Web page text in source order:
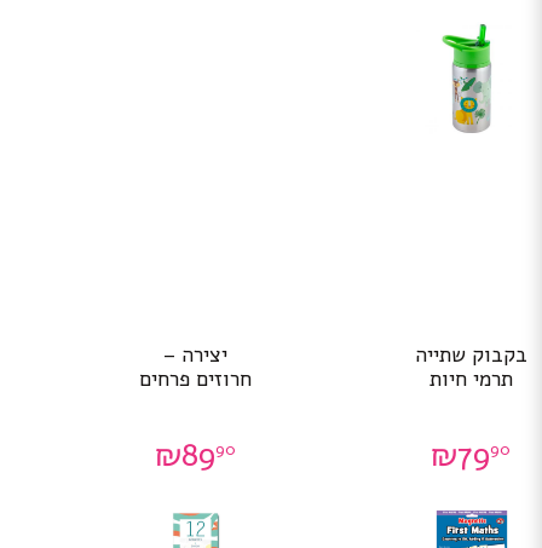
בקבוק שתייה
תרמי חיות
₪7990
יצירה –
חרוזים פרחים
₪8990